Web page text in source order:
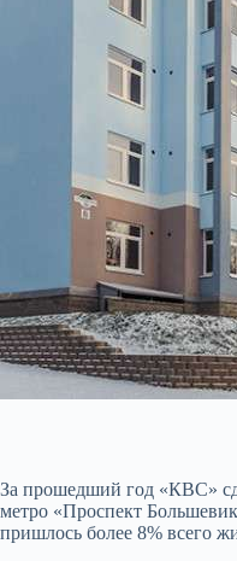
За прошедший год «КВС»
метро «Проспект
пришлось более 8% всего